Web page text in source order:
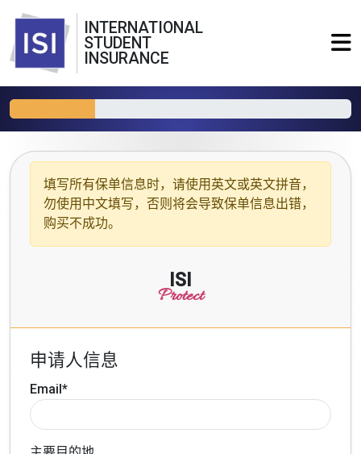
INTERNATIONAL
STUDENT
INSURANCE
填写所有保单信息时，请使用 英文或英文拼音，
勿使用中文填写，否则将会导致保单信息出错，
购买不成功。
ISI
Protect
申请人信息
Email*